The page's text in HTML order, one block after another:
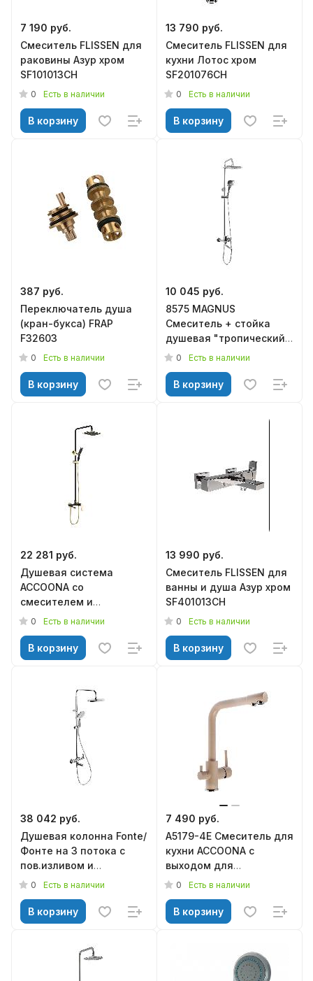
7 190 руб.
Смеситель FLISSEN для
раковины Азур хром
SF101013CH
0 Есть в наличии
В корзину
13 790 руб.
Смеситель FLISSEN для
кухни Лотос хром
SF201076CH
0 Есть в наличии
В корзину
387 руб.
Переключатель душа
(кран-букса) FRAP
F32603
0 Есть в наличии
В корзину
10 045 руб.
8575 MAGNUS
Смеситель + стойка
душевая "тропический
душ" с двумя лейками
0 Есть в наличии
В корзину
22 281 руб.
Душевая система
ACCOONA со
смесителем и
тропическим душем
0 Есть в наличии
В корзину
13 990 руб.
Смеситель FLISSEN для
ванны и душа Азур хром
SF401013CH
0 Есть в наличии
В корзину
38 042 руб.
Душевая колонна Fonte/
Фонте на 3 потока с
пов.изливом и
механическим
KERAMA MARAZZI
0 Есть в наличии
В корзину
7 490 руб.
A5179-4E Смеситель для
кухни ACCOONA с
выходом для
питьевойводы латунь
(10)
0 Есть в наличии
В корзину